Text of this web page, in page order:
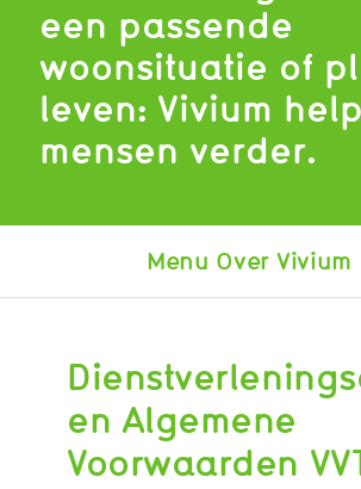
een passende
woonsituatie of
leven: Vivium
mensen verder.
Over Vivium
Certificering
Klachten
Dienstverleningsovereenkomst
en Algemene Voorwaarden
en Algemene
Voorwaarden